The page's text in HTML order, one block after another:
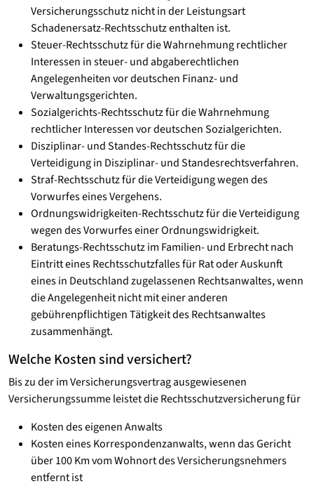
Versicherungsschutz nicht in der Leistungsart
Schadenersatz-Rechtsschutz enthalten ist.
Steuer-Rechtsschutz für die Wahrnehmung rechtlicher
Interessen in steuer- und abgaberechtlichen
Angelegenheiten vor deutschen Finanz- und
Verwaltungsgerichten.
Sozialgerichts-Rechtsschutz für die Wahrnehmung
rechtlicher Interessen vor deutschen Sozialgerichten.
Disziplinar- und Standes-Rechtsschutz für die
Verteidigung in Disziplinar- und Standesrechtsverfahren.
Straf-Rechtsschutz für die Verteidigung wegen des
Vorwurfes eines Vergehens.
Ordnungswidrigkeiten-Rechtsschutz für die Verteidigung
wegen des Vorwurfes einer Ordnungswidrigkeit.
Beratungs-Rechtsschutz im Familien- und Erbrecht nach
Eintritt eines Rechtsschutzfalles für Rat oder Auskunft
eines in Deutschland zugelassenen Rechtsanwaltes, wenn
die Angelegenheit nicht mit einer anderen
gebührenpflichtigen Tätigkeit des Rechtsanwaltes
zusammenhängt.
Welche Kosten sind versichert?
Bis zu der im Versicherungsvertrag ausgewiesenen
Versicherungssumme leistet die Rechtsschutzversicherung für
Kosten des eigenen Anwalts
Kosten eines Korrespondenzanwalts, wenn das Gericht
über 100 Km vom Wohnort des Versicherungsnehmers
entfernt ist